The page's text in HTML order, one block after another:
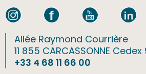
Allée Raymond Courrière
11 855 CARCASSONNE Cedex
+33 4 68 11 66 00